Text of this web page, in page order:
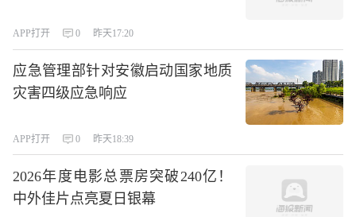
APP打开 0 昨天17:20
应急管理部针对安徽启动国家地质
灾害四级应急响应
APP打开 0 昨天18:39
2026年度电影总票房突破240亿！
中外佳片点亮夏日银幕